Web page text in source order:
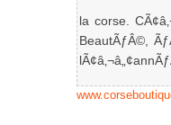
la corse.
BeautÃƒÂ©,